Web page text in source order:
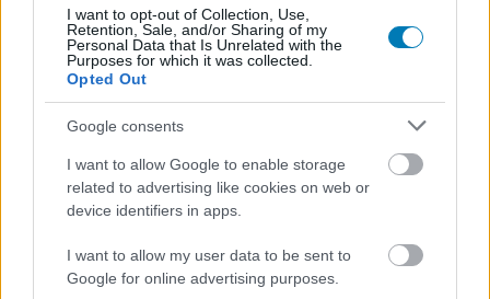
I want to opt-out of Collection, Use,
Retention, Sale, and/or Sharing of my
Personal Data that Is Unrelated with the
Purposes for which it was collected.
Opted Out
Google consents
I want to allow Google to enable storage
related to advertising like cookies on web or
device identifiers in apps.
I want to allow my user data to be sent to
Google for online advertising purposes.
hangulata – Jön a második forduló! (X)
Július végén folytatódik a balatoni strandröplabda-
sorozat.
#warhammer classics
#warhammer 40000
#games workshop
#steam